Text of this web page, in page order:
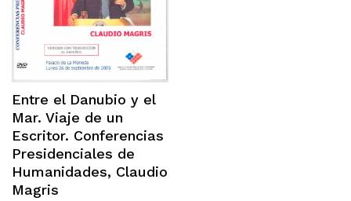
Entre el Danubio y el
Mar. Viaje de un
Escritor. Conferencias
Presidenciales de
Humanidades, Claudio
Magris